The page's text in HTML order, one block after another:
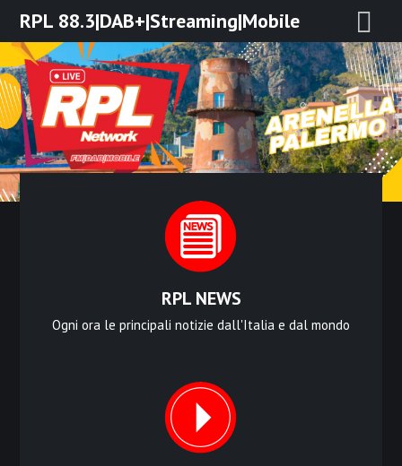
Skip
content
RPL 88.3|DAB+|Streaming|Mobile
RPL NEWS
Ogni ora le principali notizie dall'Italia e dal mondo